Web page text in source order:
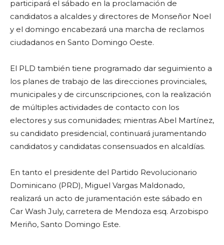
participará el sábado en la proclamación de
candidatos a alcaldes y directores de Monseñor Noel
y el domingo encabezará una marcha de reclamos
ciudadanos en Santo Domingo Oeste.
El PLD también tiene programado dar seguimiento a
los planes de trabajo de las direcciones provinciales,
municipales y de circunscripciones, con la realización
de múltiples actividades de contacto con los
electores y sus comunidades; mientras Abel Martínez,
su candidato presidencial, continuará juramentando
candidatos y candidatas consensuados en alcaldías.
En tanto el presidente del Partido Revolucionario
Dominicano (PRD), Miguel Vargas Maldonado,
realizará un acto de juramentación este sábado en
Car Wash July, carretera de Mendoza esq. Arzobispo
Meriño, Santo Domingo Este.